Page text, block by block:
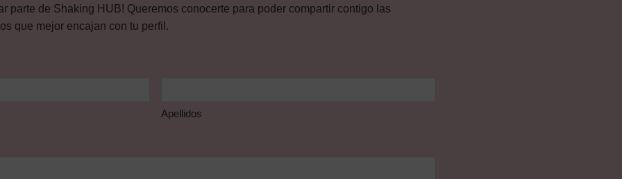
parte de Shaking HUB! Queremos conocerte para poder compartir contigo las
que mejor encajan con tu perfil.
Apellidos